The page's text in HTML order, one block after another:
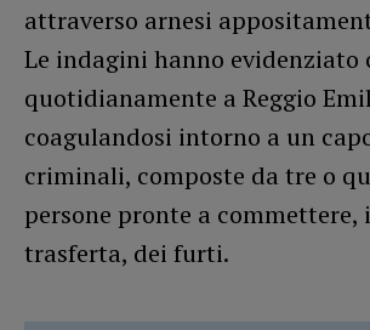
attraverso arnesi
Le indagini hanno evidenziato
quotidianamente a Reggio
coagulandosi intorno a un
criminali, composte da tre o
persone pronte a
trasferta, dei furti.